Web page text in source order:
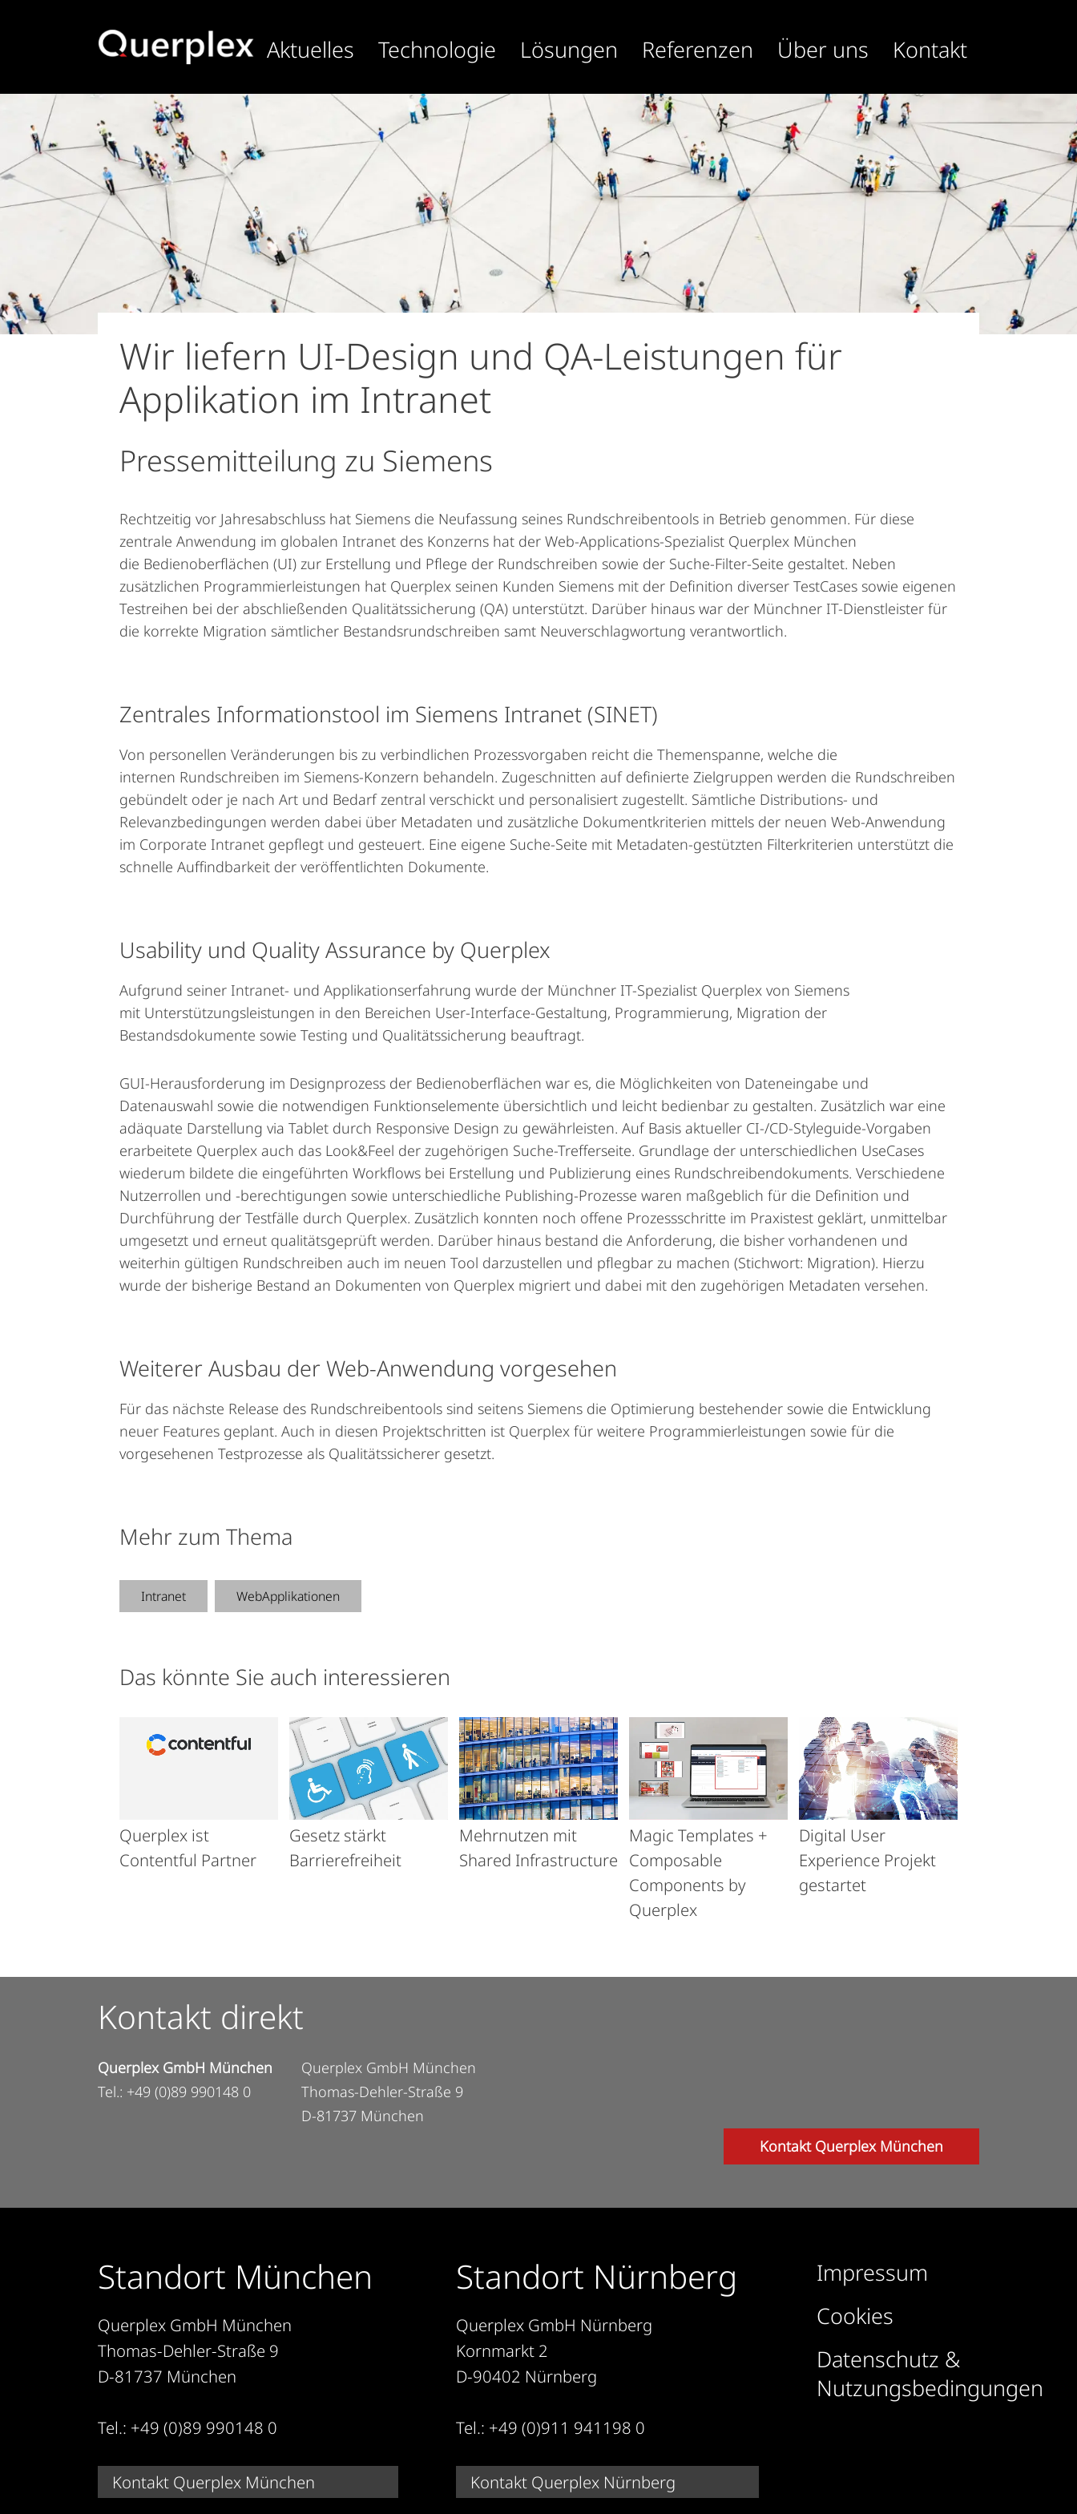
Aktuelles Technologie Lösungen Referenzen Über uns Kontakt
Wir liefern UI-Design und QA-Leistungen für
Applikation im Intranet
Pressemitteilung zu Siemens
Rechtzeitig vor Jahresabschluss hat Siemens die Neufassung seines Rundschreibentools in Betrieb genommen. Für diese
zentrale Anwendung im globalen Intranet des Konzerns hat der Web-Applications-Spezialist Querplex München
die Bedienoberflächen (UI) zur Erstellung und Pflege der Rundschreiben sowie der Suche-Filter-Seite gestaltet. Neben
zusätzlichen Programmierleistungen hat Querplex seinen Kunden Siemens mit der Definition diverser TestCases sowie eigenen
Testreihen bei der abschließenden Qualitätssicherung (QA) unterstützt. Darüber hinaus war der Münchner IT-Dienstleister für
die korrekte Migration sämtlicher Bestandsrundschreiben samt Neuverschlagwortung verantwortlich.
Zentrales Informationstool im Siemens Intranet (SINET)
Von personellen Veränderungen bis zu verbindlichen Prozessvorgaben reicht die Themenspanne, welche die
internen Rundschreiben im Siemens-Konzern behandeln. Zugeschnitten auf definierte Zielgruppen werden die Rundschreiben
gebündelt oder je nach Art und Bedarf zentral verschickt und personalisiert zugestellt. Sämtliche Distributions- und
Relevanzbedingungen werden dabei über Metadaten und zusätzliche Dokumentkriterien mittels der neuen Web-Anwendung
im Corporate Intranet gepflegt und gesteuert. Eine eigene Suche-Seite mit Metadaten-gestützten Filterkriterien unterstützt die
schnelle Auffindbarkeit der veröffentlichten Dokumente.
Usability und Quality Assurance by Querplex
Aufgrund seiner Intranet- und Applikationserfahrung wurde der Münchner IT-Spezialist Querplex von Siemens
mit Unterstützungsleistungen in den Bereichen User-Interface-Gestaltung, Programmierung, Migration der
Bestandsdokumente sowie Testing und Qualitätssicherung beauftragt.
GUI-Herausforderung im Designprozess der Bedienoberflächen war es, die Möglichkeiten von Dateneingabe und
Datenauswahl sowie die notwendigen Funktionselemente übersichtlich und leicht bedienbar zu gestalten. Zusätzlich war eine
adäquate Darstellung via Tablet durch Responsive Design zu gewährleisten. Auf Basis aktueller CI-/CD-Styleguide-Vorgaben
erarbeitete Querplex auch das Look&Feel der zugehörigen Suche-Trefferseite. Grundlage der unterschiedlichen UseCases
wiederum bildete die eingeführten Workflows bei Erstellung und Publizierung eines Rundschreibendokuments. Verschiedene
Nutzerrollen und -berechtigungen sowie unterschiedliche Publishing-Prozesse waren maßgeblich für die Definition und
Durchführung der Testfälle durch Querplex. Zusätzlich konnten noch offene Prozessschritte im Praxistest geklärt, unmittelbar
umgesetzt und erneut qualitätsgeprüft werden. Darüber hinaus bestand die Anforderung, die bisher vorhandenen und
weiterhin gültigen Rundschreiben auch im neuen Tool darzustellen und pflegbar zu machen (Stichwort: Migration). Hierzu
wurde der bisherige Bestand an Dokumenten von Querplex migriert und dabei mit den zugehörigen Metadaten versehen.
Weiterer Ausbau der Web-Anwendung vorgesehen
Für das nächste Release des Rundschreibentools sind seitens Siemens die Optimierung bestehender sowie die Entwicklung
neuer Features geplant. Auch in diesen Projektschritten ist Querplex für weitere Programmierleistungen sowie für die
vorgesehenen Testprozesse als Qualitätssicherer gesetzt.
Mehr zum Thema
Intranet WebApplikationen
Das könnte Sie auch interessieren
Querplex ist
Contentful Partner
Gesetz stärkt
Barrierefreiheit
Mehrnutzen mit
Shared Infrastructure
Magic Templates +
Composable
Components by
Querplex
Digital User
Experience Projekt
gestartet
Kontakt direkt
Querplex GmbH München
Tel.: +49 (0)89 990148 0
Querplex GmbH München
Thomas-Dehler-Straße 9
D-81737 München
Kontakt Querplex München
Standort München
Querplex GmbH München
Thomas-Dehler-Straße 9
D-81737 München
Tel.: +49 (0)89 990148 0
Kontakt Querplex München
Standort Nürnberg
Querplex GmbH Nürnberg
Kornmarkt 2
D-90402 Nürnberg
Tel.: +49 (0)911 941198 0
Kontakt Querplex Nürnberg
Impressum
Cookies
Datenschutz &
Nutzungsbedingungen